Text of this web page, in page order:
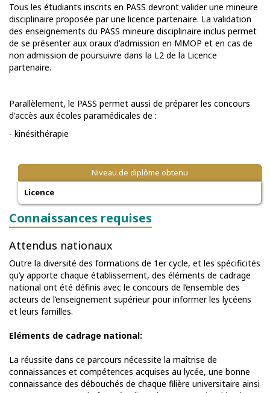
Tous les étudiants inscrits en PASS devront valider une mineure
disciplinaire proposée par une licence partenaire. La validation
des enseignements du PASS mineure disciplinaire inclus permet
de se présenter aux oraux d'admission en MMOP et en cas de
non admission de poursuivre dans la L2 de la Licence
partenaire.
Parallèlement, le PASS permet aussi de préparer les concours
d'accès aux écoles paramédicales de :
- kinésithérapie
Niveau de diplôme obtenu
Licence
Connaissances requises
Attendus nationaux
Outre la diversité des formations de 1er cycle, et les spécificités
qu’y apporte chaque établissement, des éléments de cadrage
national ont été définis avec le concours de l’ensemble des
acteurs de l’enseignement supérieur pour informer les lycéens
et leurs familles.
Eléments de cadrage national:
La réussite dans ce parcours nécessite la maîtrise de
connaissances et compétences acquises au lycée, une bonne
connaissance des débouchés de chaque filière universitaire ainsi